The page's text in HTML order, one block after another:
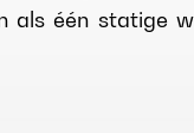
als één statige